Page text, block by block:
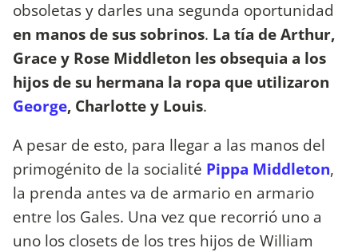
obsoletas y darles una segunda oportunidad
en manos de sus sobrinos. La tía de Arthur,
Grace y Rose Middleton les obsequia a los
hijos de su hermana la ropa que utilizaron
George, Charlotte y Louis.
A pesar de esto, para llegar a las manos del
primogénito de la socialité Pippa Middleton,
la prenda antes va de armario en armario
entre los Gales. Una vez que recorrió uno a
uno los closets de los tres hijos de William